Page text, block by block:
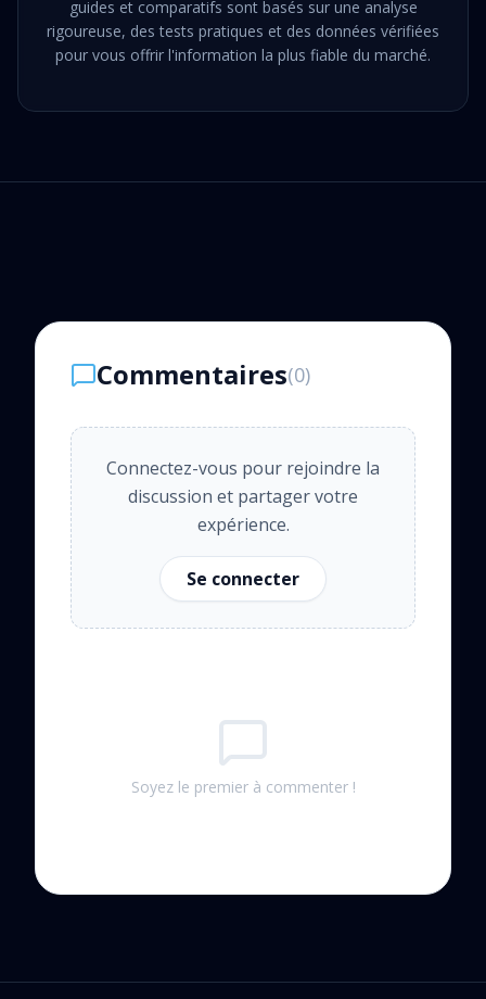
guides et comparatifs sont basés sur une analyse
rigoureuse, des tests pratiques et des données vérifiées
pour vous offrir l'information la plus fiable du marché.
Commentaires(0)
Connectez-vous pour rejoindre la
discussion et partager votre
expérience.
Se connecter
Soyez le premier à commenter !